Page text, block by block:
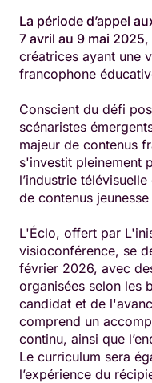
La période d’appel
7 avril au 9 mai 2025,
créatrices ayant une
francophone
Conscient du défi
scénaristes
majeur de contenus
s'investit pleinement
l’industrie
de contenus
L'Éclo, offert par
visioconférence, se
février 2026, avec
organisées selon les
candidat et de
comprend un
continu, ainsi que
Le curriculum sera
l’expérience du